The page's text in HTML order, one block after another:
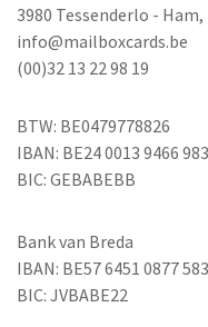
3980 Tessenderlo -
info@mailboxcards.be
(00)32 13 22 98 19
BTW: BE0479778826
IBAN: BE24 0013 9466
BIC: GEBABEBB
Bank van Breda
IBAN: BE57 6451 0877
BIC: JVBABE22